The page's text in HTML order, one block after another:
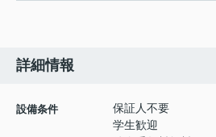
詳細情報
設備条件
保証人不要
学生歓迎